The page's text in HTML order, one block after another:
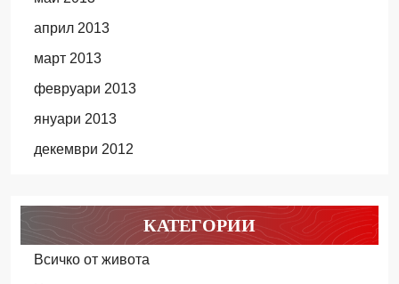
април 2013
март 2013
февруари 2013
януари 2013
декември 2012
КАТЕГОРИИ
Всичко от живота